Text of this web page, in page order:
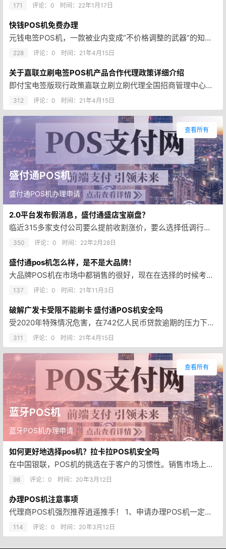
171 评论：0 时间： 22年1月17日
快钱POS机免费办理
元钱电签POS机，一款被业内变成“不价格调整的武器”的知名品牌，万达广场集团旗下快钱支付，内嵌上网卡，摆脱手机上APP就…
228 评论：0 时间： 21年4月15日
关于嘉联立刷电签POS机产品合作代理政策详细介绍
即付宝电签版现行政策嘉联立刷立刷代理全国招商管理中心基本上现行政策1、机器：99/台2、商家vip会员附加费：0至199…
312 评论：0 时间： 21年4月15日
盛付通POS机
盛付通POS机办理申请
查看所有
2.0平台发布假消息，盛付通盛店宝崩盘？
临近315多家支付公司要么提前收割涨价，要么选择低调行事。生怕后期又有什么大动作。其中各种消息也是满天飞，大部分都是真实…
350 评论：0 时间： 22年2月28日
盛付通pos机怎么样，是不是大品牌！
大品牌POS机在市场中都销售的很好，现在在选择的时候考虑的就是安全性和整体的手续费，很多人虽然也想要知道通联pos机怎么…
137 评论：0 时间： 21年11月3日
破解广发卡受限不能刷卡 盛付通POS机安全吗
受2020年特殊情况危害，在742亿人民币贷款逾期的压力下，各家银行都逐渐采用提升风险控制的方法来减少贷款逾期导致的风险…
311 评论：0 时间： 21年4月15日
蓝牙POS机
蓝牙POS机办理申请
查看所有
如何更好地选择pos机？拉卡拉POS机安全吗
在中国银联，POS机的挑选在于客户的习惯性。销售市场上面有很多结算设备。历经18年的资产重组，客户无须担忧她们是不是一清…
98 评论：0 时间： 20年3月12日
办理POS机注意事项
代理商POS机强烈推荐逍遥推手！ 1、申请办理POS机一定要去靠谱组织 现阶段，仅有靠谱付款组织才具备运营POS机资质。…
114 评论：0 时间： 20年3月12日